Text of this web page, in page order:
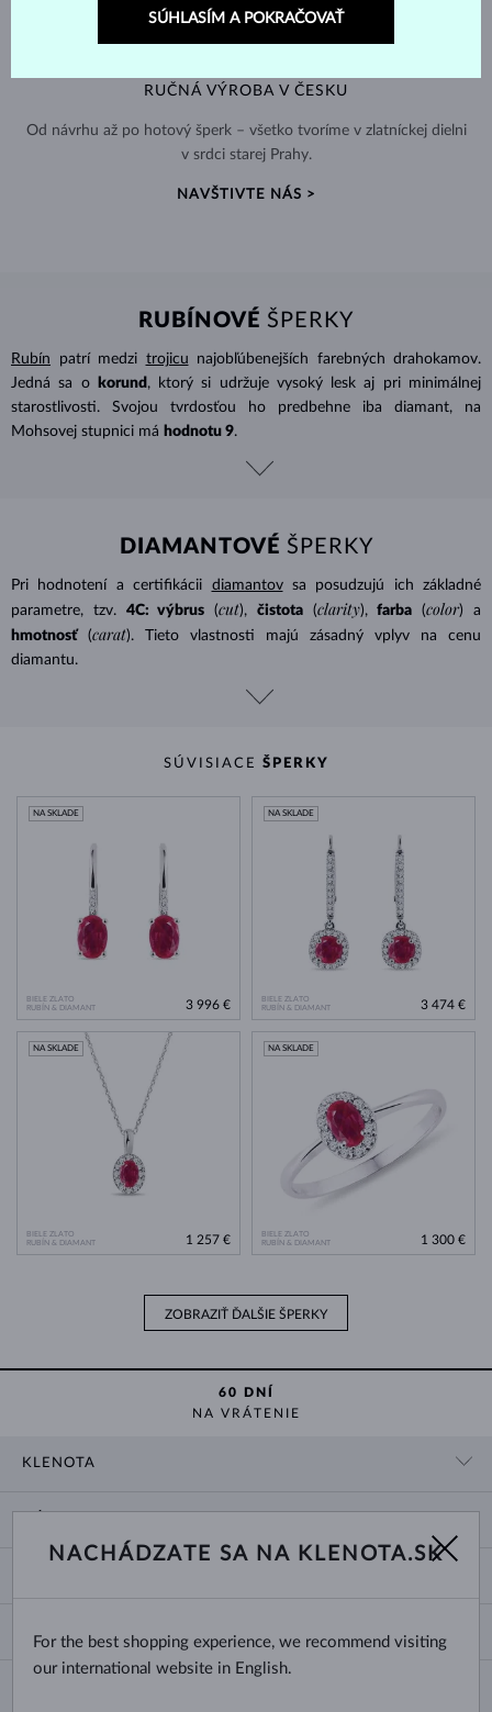
RUČNÁ VÝROBA V ČESKU
Od návrhu až po hotový šperk – všetko tvoríme v zlatníckej dielni
v srdci starej Prahy.
NAVŠTIVTE NÁS >
RUBÍNOVÉ ŠPERKY
Rubín patrí medzi trojicu
najobľúbenejších farebných drahokamov.
Jedná sa o
korund , ktorý si udržuje vysoký lesk aj pri minimálnej
starostlivosti. Svojou tvrdosťou ho predbehne iba diamant, na
Mohsovej stupnici má hodnotu 9.
DIAMANTOVÉ ŠPERKY
Pri hodnotení a certifikácii diamantovsa posudzujú ich základné
parametre, tzv.
4C: výbrus (cut), čistota (clarity), farba (color) a
hmotnosť
(carat). Tieto vlastnosti majú zásadný vplyv na cenu
diamantu.
SÚVISIACE ŠPERKY
BIELE ZLATO
RUBÍN & DIAMANT
NA SKLADE
3 996 €
BIELE ZLATO
RUBÍN & DIAMANT
NA SKLADE
3 474 €
BIELE ZLATO
RUBÍN & DIAMANT
NA SKLADE
1 257 €
BIELE ZLATO
RUBÍN & DIAMANT
NA SKLADE
1 300 €
ZOBRAZIŤ ĎALŠIE ŠPERKY
60 DNÍ
NA VRÁTENIE
KLENOTA
O NÁS
DODANIE A PLATBA ZA TOVAR
VÝBER SVADOBNÝCH OBRÚČOK
CERTIFIKÁTY PRAVOSTI
TYPY A DĹŽKY RETIAZOK
DĹŽKY NÁRAMKOV
Slovensko
SÚHLASÍM A POKRAČOVAŤ
NACHÁDZATE SA NA KLENOTA.SK
For the best shopping experience, we recommend visiting
our international website in English.